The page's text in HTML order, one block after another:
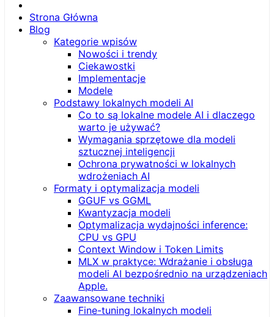
Strona Główna
Blog
Kategorie wpisów
Nowości i trendy
Ciekawostki
Implementacje
Modele
Podstawy lokalnych modeli AI
Co to są lokalne modele AI i dlaczego
warto je używać?
Wymagania sprzętowe dla modeli
sztucznej inteligencji
Ochrona prywatności w lokalnych
wdrożeniach AI
Formaty i optymalizacja modeli
GGUF vs GGML
Kwantyzacja modeli
Optymalizacja wydajności inference:
CPU vs GPU
Context Window i Token Limits
MLX w praktyce: Wdrażanie i obsługa
modeli AI bezpośrednio na urządzeniach
Apple.
Zaawansowane techniki
Fine-tuning lokalnych modeli